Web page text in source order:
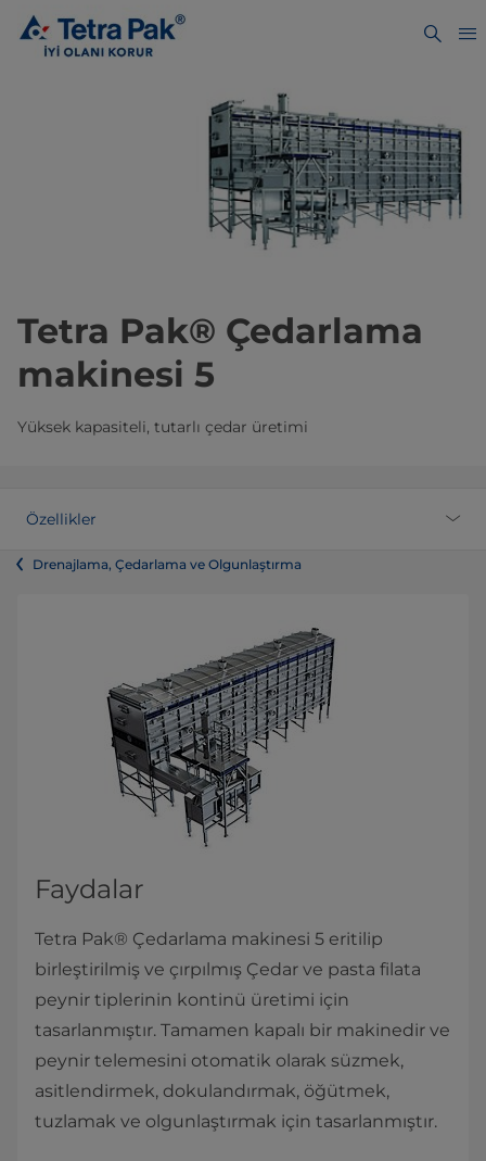
Tetra Pak® Çedarlama
makinesi 5
Yüksek kapasiteli, tutarlı çedar üretimi
Özellikler
Drenajlama, Çedarlama ve Olgunlaştırma
Faydalar
Tetra Pak® Çedarlama makinesi 5 eritilip
birleştirilmiş ve çırpılmış Çedar ve pasta filata
peynir tiplerinin kontinü üretimi için
tasarlanmıştır. Tamamen kapalı bir makinedir ve
peynir telemesini otomatik olarak süzmek,
asitlendirmek, dokulandırmak, öğütmek,
tuzlamak ve olgunlaştırmak için tasarlanmıştır.